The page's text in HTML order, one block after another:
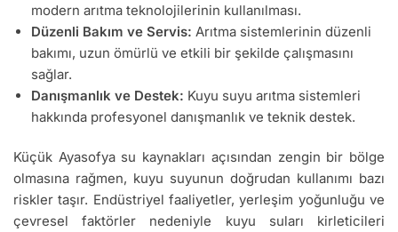
modern arıtma teknolojilerinin kullanılması.
Düzenli Bakım ve Servis: Arıtma sistemlerinin düzenli
bakımı, uzun ömürlü ve etkili bir şekilde çalışmasını
sağlar.
Danışmanlık ve Destek: Kuyu suyu arıtma sistemleri
hakkında profesyonel danışmanlık ve teknik destek.
Küçük Ayasofya su kaynakları açısından zengin bir bölge
olmasına rağmen, kuyu suyunun doğrudan kullanımı bazı
riskler taşır. Endüstriyel faaliyetler, yerleşim yoğunluğu ve
çevresel faktörler nedeniyle kuyu suları kirleticileri